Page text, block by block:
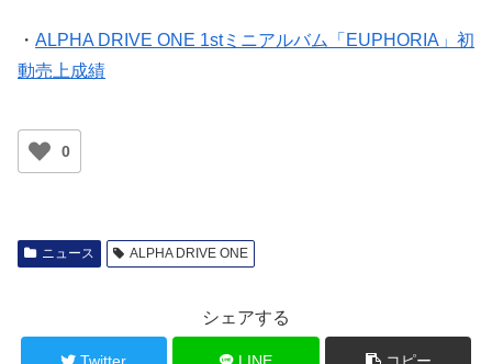
・ ALPHA DRIVE ONE 1stミニアルバム「EUPHORIA」初
動売上成績
0
ニュース ALPHA DRIVE ONE
シェアする
Twitter LINE コピー